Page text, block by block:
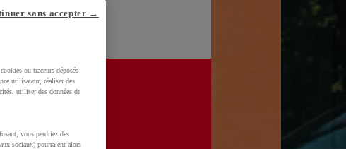
ou traceurs déposés
utilisateur, réaliser des
utiliser des données de
vous perdriez des
sociaux) pourraient alors
sans accepter →